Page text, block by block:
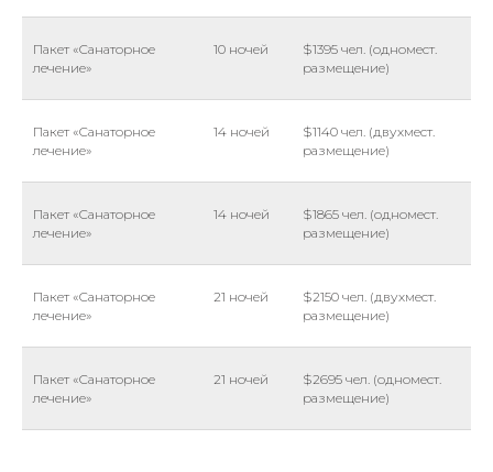
Пакет «Санаторное
лечение»
10 ночей
$1395 чел. (одномест.
размещение)
Пакет «Санаторное
лечение»
14 ночей
$1140 чел. (двухмест.
размещение)
Пакет «Санаторное
лечение»
14 ночей
$1865 чел. (одномест.
размещение)
Пакет «Санаторное
лечение»
21 ночей
$2150 чел. (двухмест.
размещение)
Пакет «Санаторное
лечение»
21 ночей
$2695 чел. (одномест.
размещение)